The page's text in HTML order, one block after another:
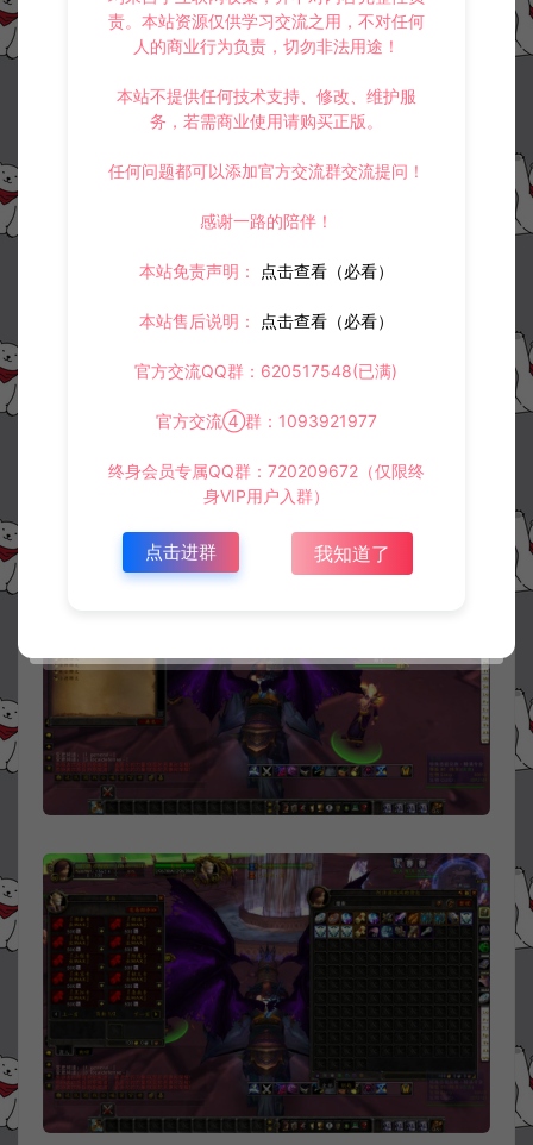
责。本站资源仅供学习交流之用，不对任何
人的商业行为负责，切勿非法用途！
本站不提供任何技术支持、修改、维护服
务，若需商业使用请购买正版。
任何问题都可以添加官方交流群交流提问！
感谢一路的陪伴！
本站免责声明： 点击查看（必看）
本站售后说明： 点击查看（必看）
官方交流QQ群：620517548(已满)
官方交流④群：1093921977
终身会员专属QQ群：720209672（仅限终
身VIP用户入群）
点击进群 我知道了